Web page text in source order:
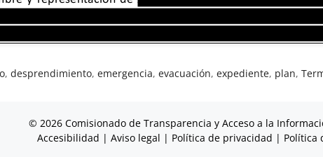
,desprendimiento,emergencia,evacuación,expediente, plan,
© 2026 Comisionado de Transparencia y Acceso a la
Accesibilidad | Aviso legal | Política de privacidad | Política